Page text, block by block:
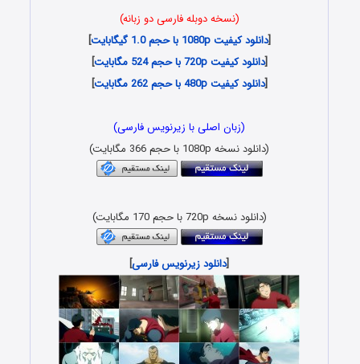
(نسخه دوبله فارسی دو زبانه)
[دانلود کیفیت 1080p با حجم 1.0 گیگابایت
]
[دانلود کیفیت 720p با حجم 524 مگابایت
]
[دانلود کیفیت 480p با حجم 262 مگابایت ]
(زبان اصلی با زیرنویس فارسی)
(دانلود نسخه 1080p با حجم 366 مگابایت)
(دانلود نسخه 720p با حجم 170 مگابایت)
[دانلود زیرنویس فارسی]